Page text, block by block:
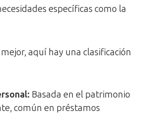
específicas como la
aquí hay una clasificación
: Basada en el patrimonio
común en préstamos